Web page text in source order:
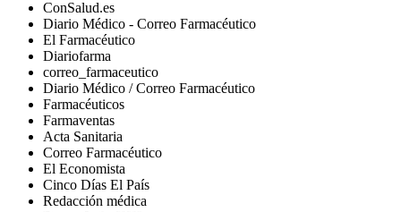
ConSalud.es
Diario Médico - Correo Farmacéutico
El Farmacéutico
Diariofarma
correo_farmaceutico
Diario Médico / Correo Farmacéutico
Farmacéuticos
Farmaventas
Acta Sanitaria
Correo Farmacéutico
El Economista
Cinco Días El País
Redacción médica